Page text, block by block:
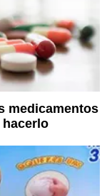
medicamentos